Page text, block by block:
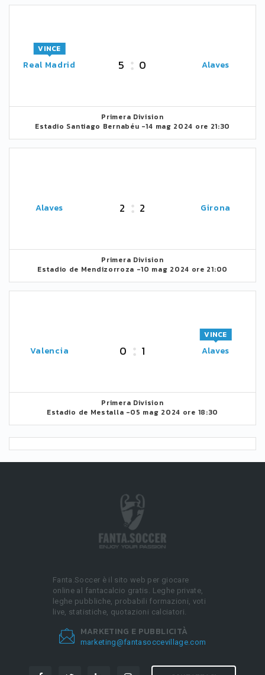
Real Madrid
VINCE
5 0 Alaves
Primera Division
Estadio Santiago Bernabéu -14 mag 2024 ore 21:30
Alaves 2 2 Girona
Primera Division
Estadio de Mendizorroza -10 mag 2024 ore 21:00
Valencia 0 1 Alaves
VINCE
Primera Division
Estadio de Mestalla -05 mag 2024 ore 18:30
Fanta.Soccer è il sito web per giocare
online al fantacalcio gratis. Leghe private,
leghe pubbliche, probabili formazioni, voti
live, statistiche, quotazioni calciatori.
MARKETING E PUBBLICITÀ
marketing@fantasoccevillage.com